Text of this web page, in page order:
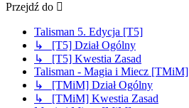
Przejdź do
Talisman 5. Edycja [T5]
↳ [T5] Dział Ogólny
↳ [T5] Kwestia Zasad
Talisman - Magia i Miecz [TMiM]
↳ [TMiM] Dział Ogólny
↳ [TMiM] Kwestia Zasad